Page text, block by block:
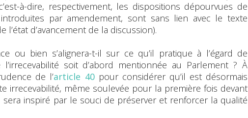
à-dire, respectivement, les dispositions dépourvues de
par amendement, sont sans lien avec le texte
d’avancement de la discussion).
ou bien s’alignera-t-il sur ce qu’il pratique à l’égard de
soit d’abord mentionnée au Parlement ? À
de l’article 40pour considérer qu’il est désormais
irrecevabilité, même soulevée pour la première fois devant
sera inspiré par le souci de préserver et renforcer la qualité